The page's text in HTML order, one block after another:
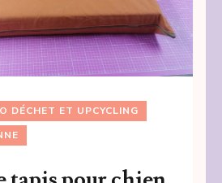
DÉCHET ET UPCYCLING